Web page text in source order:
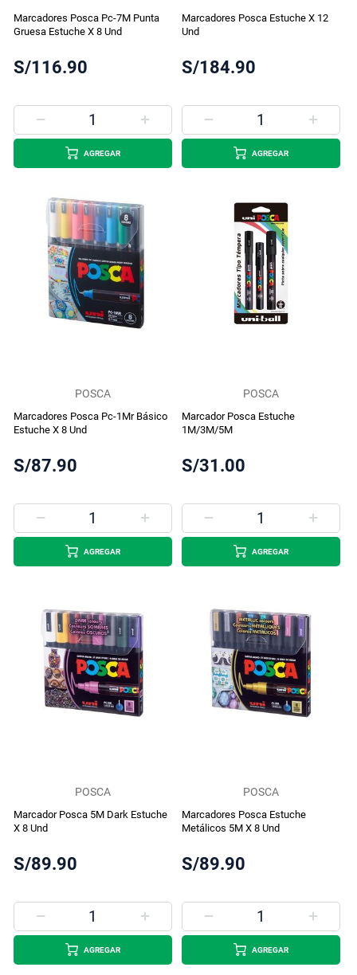
Marcadores Posca Pc-7M Punta
Gruesa Estuche X 8 Und
S/116.90
AGREGAR
Marcadores Posca Estuche X 12
Und
S/184.90
AGREGAR
POSCA
Marcadores Posca Pc-1Mr Básico
Estuche X 8 Und
S/87.90
AGREGAR
POSCA
Marcador Posca Estuche
1M/3M/5M
S/31.00
AGREGAR
POSCA
Marcador Posca 5M Dark Estuche
X 8 Und
S/89.90
AGREGAR
POSCA
Marcadores Posca Estuche
Metálicos 5M X 8 Und
S/89.90
AGREGAR